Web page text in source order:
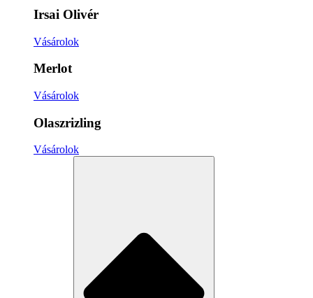
Irsai Olivér
Vásárolok
Merlot
Vásárolok
Olaszrizling
Vásárolok